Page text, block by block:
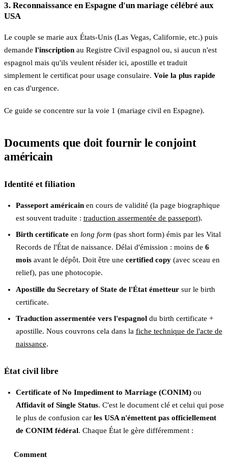
3. Reconnaissance en Espagne d'un mariage célébré aux
USA
Le couple se marie aux États-Unis (Las Vegas, Californie, etc.) puis
demande l'inscription au Registre Civil espagnol ou, si aucun n'est
espagnol mais qu'ils veulent résider ici, apostille et traduit
simplement le certificat pour usage consulaire. Voie la plus rapide
en cas d'urgence.
Ce guide se concentre sur la voie 1 (mariage civil en Espagne).
Documents que doit fournir le conjoint
américain
Identité et filiation
Passeport américainen cours de validité (la page biographique
est souvent traduite : traduction assermentée de passeport).
Birth certificateen long form (pas short form) émis par les Vital
Records de l'État de naissance. Délai d'émission : moins de 6
moisavant le dépôt. Doit être une certified copy(avec sceau en
relief), pas une photocopie.
Apostille du Secretary of State de l'État émetteursur le birth
certificate.
Traduction assermentée vers l'espagnoldu birth certificate +
apostille. Nous couvrons cela dans la fiche technique de l'acte de
naissance.
État civil libre
Certificate of No Impediment to Marriage (CONIM)ou
Affidavit of Single Status. C'est le document clé et celui qui pose
le plus de confusion car les USA n'émettent pas officiellement
de CONIM fédéral. Chaque État le gère différemment :
Comment